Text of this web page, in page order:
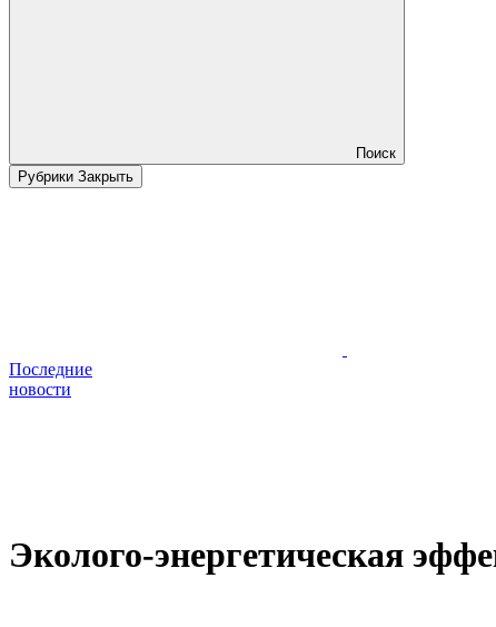
Поиск
Рубрики Закрыть
Последние
новости
Эколого-энергетическая